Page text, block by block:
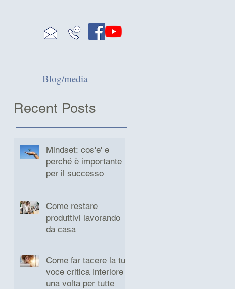
Blog/media
Recent Posts
Mindset: cos'e' e
perché è importante
per il successo
Come restare
produttivi lavorando
da casa
Come far tacere la tua
voce critica interiore
una volta per tutte